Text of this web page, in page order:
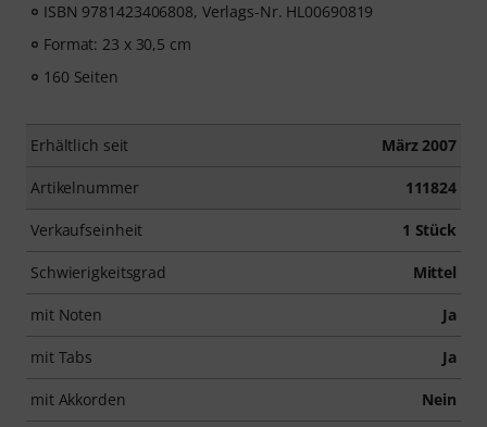
ISBN 9781423406808, Verlags-Nr. HL00690819
Format: 23 x 30,5 cm
160 Seiten
Erhältlich seit März 2007
Artikelnummer 111824
Verkaufseinheit 1 Stück
Schwierigkeitsgrad Mittel
mit Noten Ja
mit Tabs Ja
mit Akkorden Nein